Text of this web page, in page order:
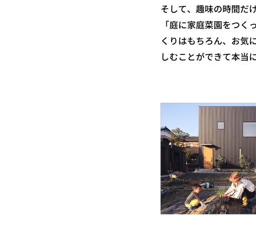
そして、趣味の時間だ
「庭に家庭菜園をつ
くりはもちろん、お気
しむことができて本当